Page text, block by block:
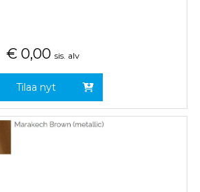
€ 0,00 sis. alv
Tilaa nyt